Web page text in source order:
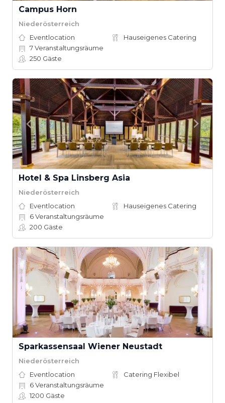
Campus Horn
Niederösterreich
Eventlocation
Hauseigenes Catering
7Veranstaltungsräume
250 Gäste
Hotel & Spa Linsberg Asia
Niederösterreich
Eventlocation
Hauseigenes Catering
6Veranstaltungsräume
200 Gäste
Sparkassensaal Wiener Neustadt
Niederösterreich
Eventlocation
Catering Flexibel
6Veranstaltungsräume
1200 Gäste